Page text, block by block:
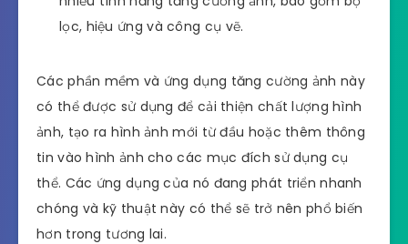
lọc, hiệu ứng và công cụ vẽ.
Các phần mềm và ứng dụng tăng cường ảnh này
có thể được sử dụng để cải thiện chất lượng hình
ảnh, tạo ra hình ảnh mới từ đầu hoặc thêm thông
tin vào hình ảnh cho các mục đích sử dụng cụ
thể. Các ứng dụng của nó đang phát triển nhanh
chóng và kỹ thuật này có thể sẽ trở nên phổ biến
hơn trong tương lai.